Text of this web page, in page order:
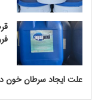
علت ایجاد سرطان خون